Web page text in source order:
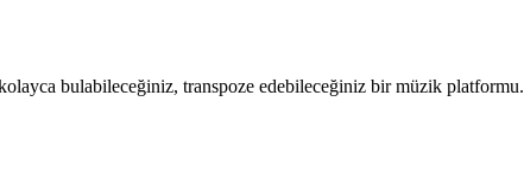
kolayca bulabileceğiniz, transpoze edebileceğiniz bir müzik platformu.